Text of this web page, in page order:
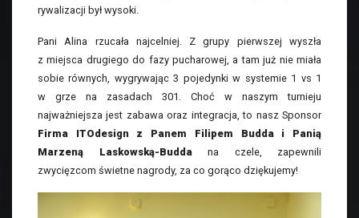
rywalizacji był wysoki.
Pani Alina rzucała najcelniej. Z grupy pierwszej wyszła
z miejsca drugiego do fazy pucharowej, a tam już nie miała
sobie równych, wygrywając 3 pojedynki w systemie 1 vs 1
w grze na zasadach 301. Choć w naszym turnieju
najważniejsza jest zabawa oraz integracja, to nasz Sponsor
Firma ITOdesign z Panem Filipem Budda i Panią
Marzeną Laskowską-Buddana czele, zapewnili
zwycięzcom świetne nagrody, za co gorąco dziękujemy!